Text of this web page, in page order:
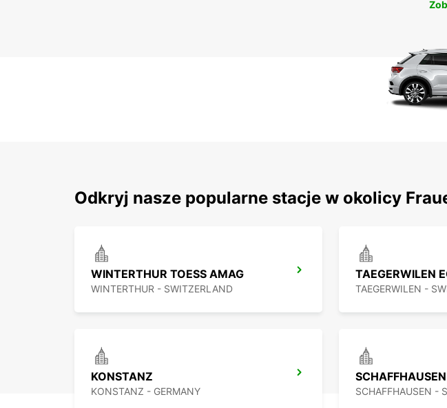
Odkryj nasze popularne stacje w okolicy
WINTERTHUR TOESS AMAG
WINTERTHUR - SWITZERLAND TAEGERWILEN -
KONSTANZ
KONSTANZ - GERMANY SCHAFFHAUSEN -